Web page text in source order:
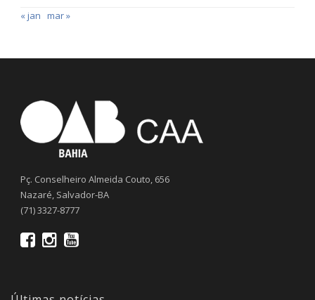
« jan mar »
Pç. Conselheiro Almeida Couto, 656
Nazaré, Salvador-BA
(71) 3327-8777